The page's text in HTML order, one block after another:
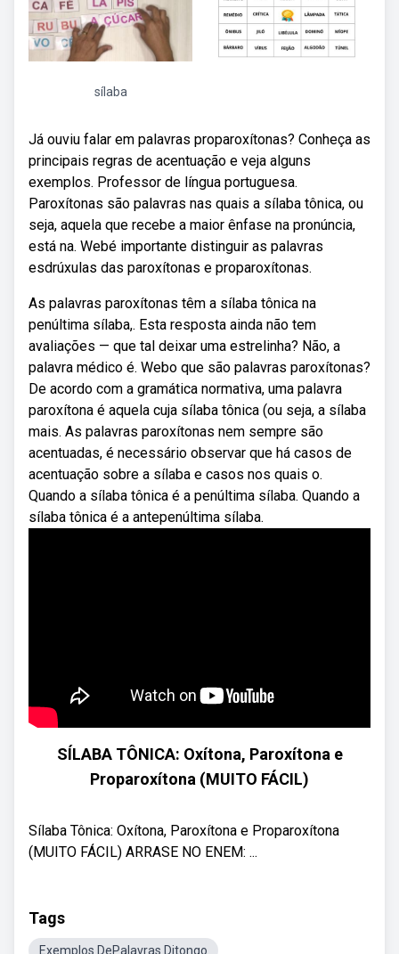
sílaba
Já ouviu falar em palavras proparoxítonas? Conheça as
principais regras de acentuação e veja alguns
exemplos. Professor de língua portuguesa.
Paroxítonas são palavras nas quais a sílaba tônica, ou
seja, aquela que recebe a maior ênfase na pronúncia,
está na. Webé importante distinguir as palavras
esdrúxulas das paroxítonas e proparoxítonas.
As palavras paroxítonas têm a sílaba tônica na
penúltima sílaba,. Esta resposta ainda não tem
avaliações — que tal deixar uma estrelinha? Não, a
palavra médico é. Webo que são palavras paroxítonas?
De acordo com a gramática normativa, uma palavra
paroxítona é aquela cuja sílaba tônica (ou seja, a sílaba
mais. As palavras paroxítonas nem sempre são
acentuadas, é necessário observar que há casos de
acentuação sobre a sílaba e casos nos quais o.
Quando a sílaba tônica é a penúltima sílaba. Quando a
sílaba tônica é a antepenúltima sílaba.
SÍLABA TÔNICA: Oxítona, Paroxítona e
Proparoxítona (MUITO FÁCIL)
Sílaba Tônica: Oxítona, Paroxítona e Proparoxítona
(MUITO FÁCIL) ARRASE NO ENEM: ...
Tags
Exemplos DePalavras Ditongo